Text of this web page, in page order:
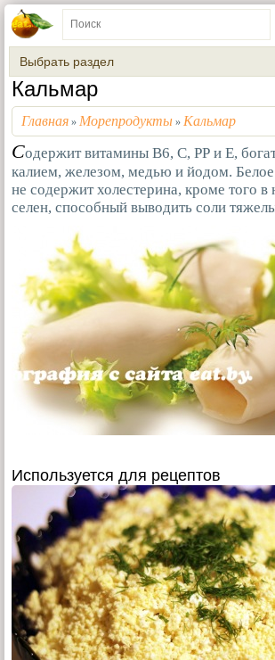
Кальмар
Главная » Морепродукты » Кальмар
Содержит витамины В6, С, РР и Е,
калием, железом, медью и йодом.
не содержит холестерина, кроме того в
селен, способный выводить соли
Используется для рецептов